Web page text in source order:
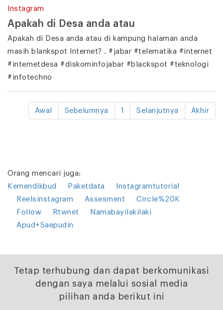
Instagram
Apakah di Desa anda atau
Apakah di Desa anda atau di kampung halaman anda
masih blankspot Internet? . #jabar #telematika #internet
#internetdesa #diskominfojabar #blackspot #teknologi
#infotechno
Awal Sebelumnya 1 Selanjutnya Akhir
Orang mencari juga:
Kemendikbud
Paketdata
Instagramtutorial
Reelsinstagram
Assesment
Circle%20K
Follow
Rtwnet
Namabayilakilaki
Apud+Saepudin
Tetap terhubung dan dapat berkomunikasi
dengan saya melalui sosial media
pilihan anda berikut ini